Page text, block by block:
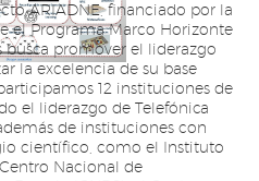
ARIADNE, financiado por la
el Programa Marco Horizonte
busca promover el liderazgo
la excelencia de su base
12 instituciones de
el liderazgo de Telefónica
de instituciones con
científico, como el Instituto
Nacional de